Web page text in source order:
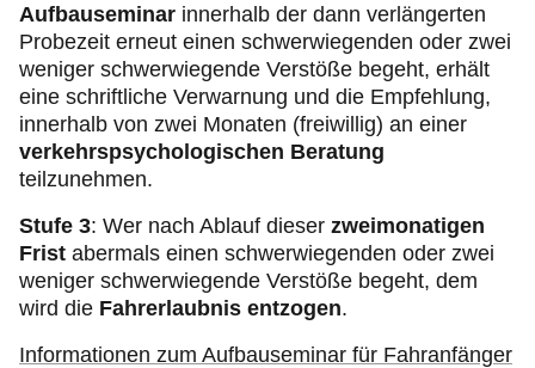
Aufbauseminar innerhalb der dann verlängerten
Probezeit erneut einen schwerwiegenden oder zwei
weniger schwerwiegende Verstöße begeht, erhält
eine schriftliche Verwarnung und die Empfehlung,
innerhalb von zwei Monaten (freiwillig) an einer
verkehrspsychologischen Beratung
teilzunehmen.
Stufe 3: Wer nach Ablauf dieser zweimonatigen
Frist abermals einen schwerwiegenden oder zwei
weniger schwerwiegende Verstöße begeht, dem
wird die Fahrerlaubnis entzogen.
Informationen zum Aufbauseminar für Fahranfänger